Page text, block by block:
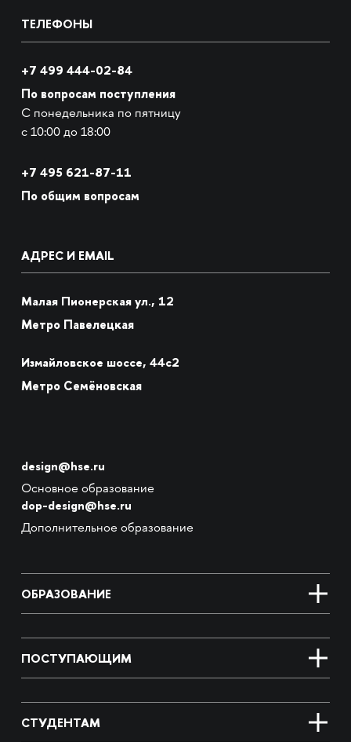
ТЕЛЕФОНЫ
+7 499 444-02-84
По вопросам поступления
С понедельника по пятницу
с 10:00 до 18:00
+7 495 621-87-11
По общим вопросам
АДРЕС И EMAIL
Малая Пионерская ул., 12
Метро Павелецкая
Измайловское шоссе, 44с2
Метро Семёновская
design@hse.ru
Основное образование
dop-design@hse.ru
Дополнительное образование
ОБРАЗОВАНИЕ
ПОСТУПАЮЩИМ
СТУДЕНТАМ